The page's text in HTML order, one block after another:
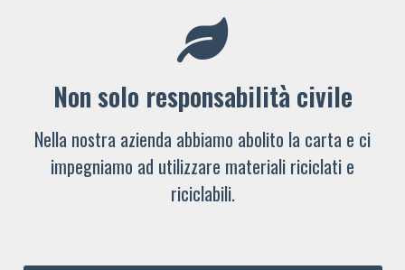
Non solo responsabilità civile
Nella nostra azienda abbiamo abolito la carta e ci
impegniamo ad utilizzare materiali riciclati e
riciclabili.